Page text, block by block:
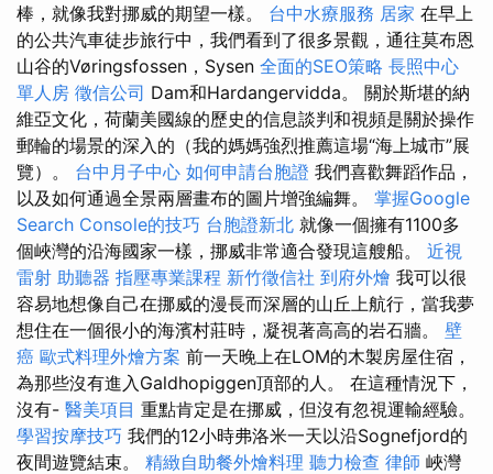
棒，就像我對挪威的期望一樣。 台中水療服務 居家 在早上
的公共汽車徒步旅行中，我們看到了很多景觀，通往莫布恩
山谷的Vøringsfossen，Sysen 全面的SEO策略 長照中心
單人房 徵信公司 Dam和Hardangervidda。 關於斯堪的納
維亞文化，荷蘭美國線的歷史的信息談判和視頻是關於操作
郵輪的場景的深入的（我的媽媽強烈推薦這場“海上城市”展
覽）。 台中月子中心 如何申請台胞證 我們喜歡舞蹈作品，
以及如何通過全景兩層畫布的圖片增強編舞。 掌握Google
Search Console的技巧 台胞證新北 就像一個擁有1100多
個峽灣的沿海國家一樣，挪威非常適合發現這艘船。 近視
雷射 助聽器 指壓專業課程 新竹徵信社 到府外燴 我可以很
容易地想像自己在挪威的漫長而深層的山丘上航行，當我夢
想住在一個很小的海濱村莊時，凝視著高高的岩石牆。 壁
癌 歐式料理外燴方案 前一天晚上在LOM的木製房屋住宿，
為那些沒有進入Galdhopiggen頂部的人。 在這種情況下，
沒有- 醫美項目 重點肯定是在挪威，但沒有忽視運輸經驗。
學習按摩技巧 我們的12小時弗洛米一天以沿Sognefjord的
夜間遊覽結束。 精緻自助餐外燴料理 聽力檢查 律師 峽灣